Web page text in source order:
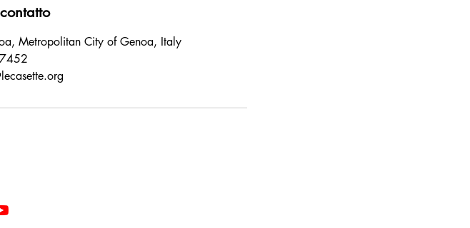
Metropolitan City of Genoa, Italy